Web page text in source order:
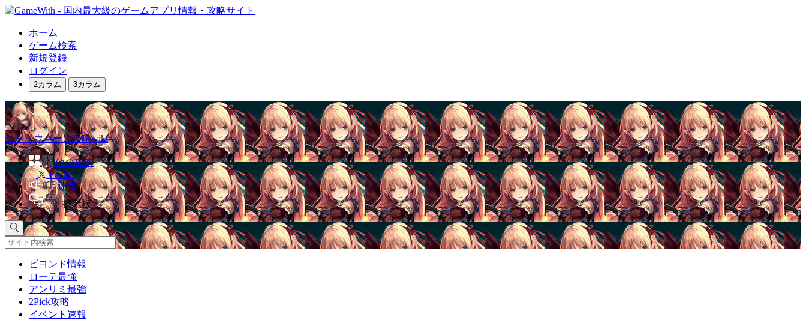
ホーム
ゲーム検索
新規登録
ログイン
2カラム 3カラム
シャドウバース攻略wiki
他の攻略
Twitter
速報
掲示板
ビヨンド情報
ローテ最強
アンリミ最強
2Pick攻略
イベント速報